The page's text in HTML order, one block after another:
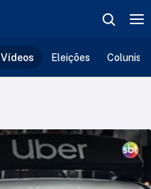
Vídeos Eleições